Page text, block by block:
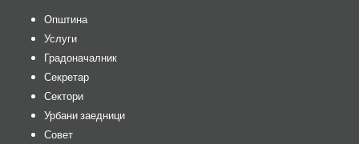
Општина
Услуги
Градоначалник
Секретар
Сектори
Урбани заедници
Совет